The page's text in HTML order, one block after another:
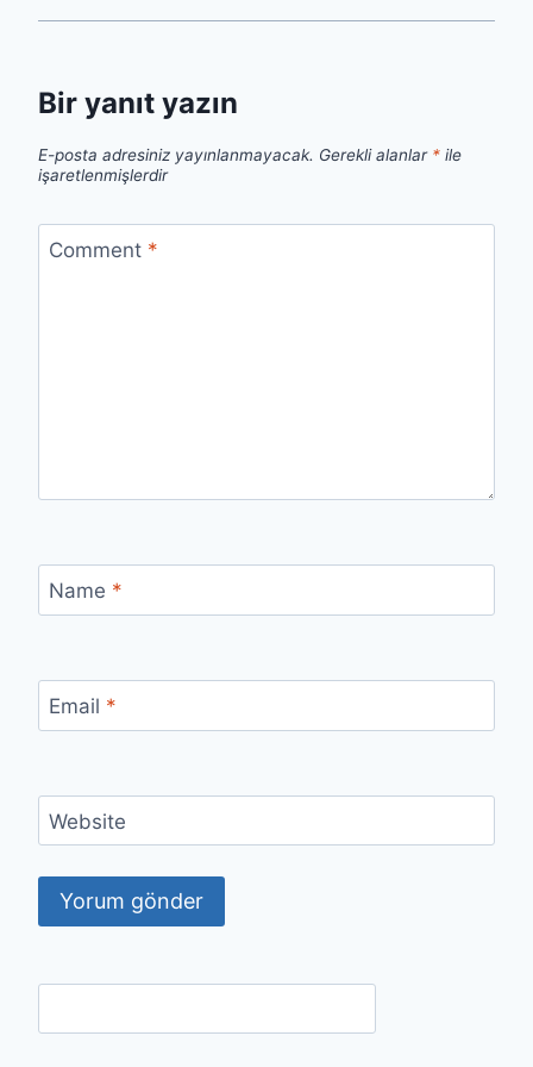
Bir yanıt yazın
E-posta adresiniz yayınlanmayacak. Gerekli alanlar * ile
işaretlenmişlerdir
Comment *
Name *
Email *
Website